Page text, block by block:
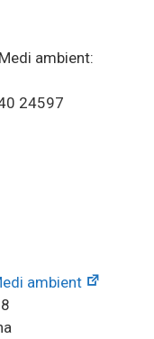
ambient:
24597
ambient